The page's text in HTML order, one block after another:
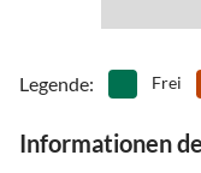
Legende: Frei
Informationen